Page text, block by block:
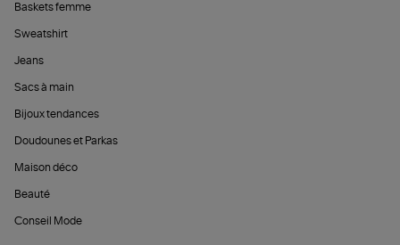
Baskets femme
Sweatshirt
Jeans
Sacs à main
Bijoux tendances
Doudounes et Parkas
Maison déco
Beauté
Conseil Mode